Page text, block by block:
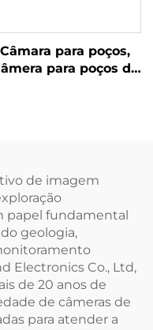
Câmara para poços,
para poços de
de imagem
papel fundamental
geologia,
Electronics Co., Ltd,
de 20 anos de
de câmeras de
para atender a